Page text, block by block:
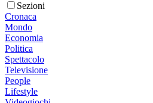
Sezioni
Cronaca
Mondo
Economia
Politica
Spettacolo
Televisione
People
Lifestyle